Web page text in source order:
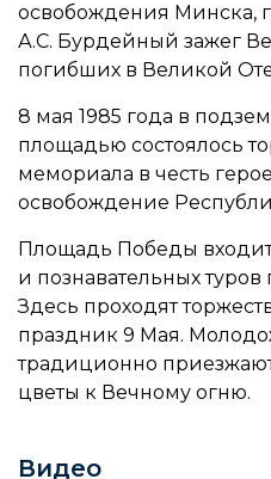
освобождения Минска,
А.С. Бурдейный зажег
погибших в Великой
8 мая 1985 года в
площадью состоялось
мемориала в честь
освобождение
Площадь Победы
и познавательных
Здесь проходят
праздник 9 Мая.
традиционно
цветы к Вечному огню.
Видео